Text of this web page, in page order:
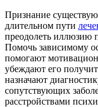
Признание
длительном пути
преодолеть иллюзию
Помочь зависимому
помогают
убеждают его
назначают
сопутствующих
расстройствами